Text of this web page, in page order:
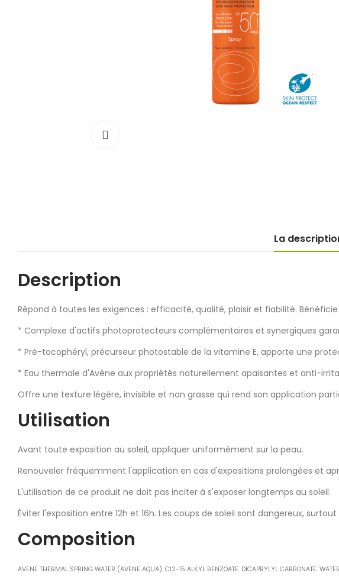
La
Description
Répond à toutes les exigences : efficacité, qualité, plaisir et fiabilité.
* Complexe d'actifs photoprotecteurs complémentaires et synergiques
* Pré-tocophéryl, précurseur photostable de la vitamine E, apporte une
* Eau thermale d'Avène aux propriétés naturellement apaisantes et anti-
Offre une texture légère, invisible et non grasse qui rend son application
Utilisation
Avant toute exposition au soleil, appliquer uniformément sur la peau.
Renouveler fréquemment l'application en cas d'expositions prolongées et
L'utilisation de ce produit ne doit pas inciter à s'exposer longtemps au soleil.
Éviter l'exposition entre 12h et 16h. Les coups de soleil sont dangereux,
Composition
AVENE THERMAL SPRING WATER (AVENE AQUA). C12-15 ALKYL BENZOATE. DICAPRYLYL CARBONATE.